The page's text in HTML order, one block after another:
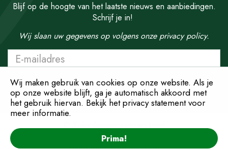
Blijf op de hoogte van het laatste nieuws en aanbiedingen.
Schrijf je in!
Wij slaan uw gegevens op volgens onze privacy policy.
Privacy Policy
Prima!
Wij maken gebruik van cookies op onze website. Als je
op onze website blijft, ga je automatisch akkoord met
het gebruik hiervan. Bekijk het privacy statement voor
meer informatie.